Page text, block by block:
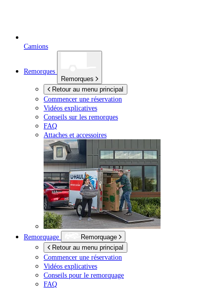
Camions
Remorques
Remorques
Retour au menu principal
Commencer une réservation
Vidéos explicatives
Conseils sur les remorques
FAQ
Attaches et accessoires
Remorquage
Remorquage
Retour au menu principal
Commencer une réservation
Vidéos explicatives
Conseils pour le remorquage
FAQ